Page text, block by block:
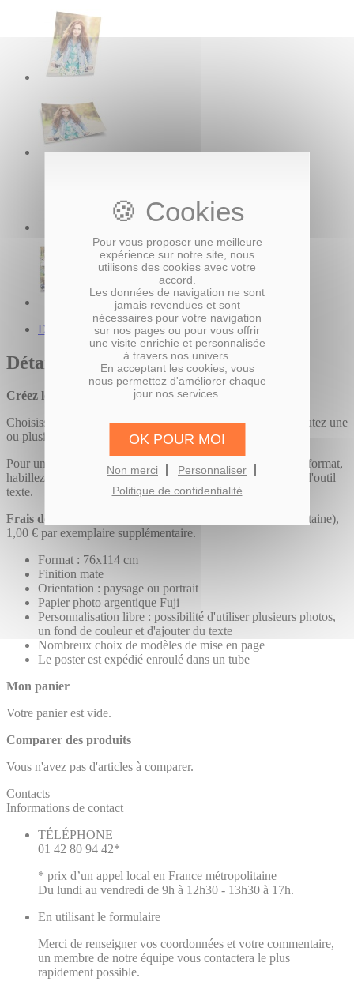
Pour vous proposer une meilleure
expérience sur notre site, nous
utilisons des cookies avec votre
accord.
Les données de navigation ne sont
jamais revendues et sont
nécessaires pour votre navigation
sur nos pages ou pour vous offrir
une visite enrichie et personnalisée
à travers nos univers.
En acceptant les cookies, vous
nous permettez d'améliorer chaque
jour nos services.
OK POUR MOI
Non merci
Personnaliser
Politique de confidentialité
Description du produit
Détails
Créez le poster photo de vos rêves !
Choisissez entre le format portrait et le format paysage et ajoutez une
ou plusieurs photos à votre poster photo.
Pour une personnalisation optimale de ce tirage photo grand format,
habillez-le d'un fond et rédigez vos commentaires à l'aide de l'outil
texte.
Frais de port :
8,10 € (envoi Colissimo en France métropolitaine),
1,00 € par exemplaire supplémentaire.
Format : 76x114 cm
Finition mate
Orientation : paysage ou portrait
Papier photo argentique Fuji
Personnalisation libre : possibilité d'utiliser plusieurs photos,
un fond de couleur et d'ajouter du texte
Nombreux choix de modèles de mise en page
Le poster est expédié enroulé dans un tube
Mon panier
Votre panier est vide.
Comparer des produits
Vous n'avez pas d'articles à comparer.
Contacts
Informations de contact
TÉLÉPHONE
01 42 80 94 42*
* prix d’un appel local en France métropolitaine
Du lundi au vendredi de 9h à 12h30 - 13h30 à 17h.
En utilisant le formulaire
Merci de renseigner vos coordonnées et votre commentaire,
un membre de notre équipe vous contactera le plus
rapidement possible.